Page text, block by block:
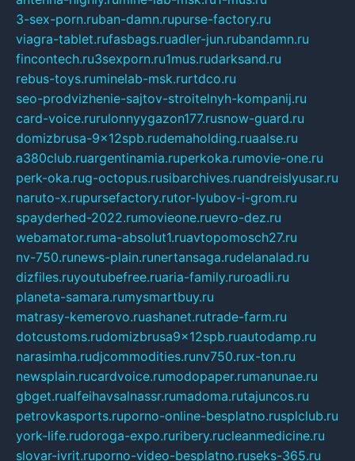
3-sex-porn.ruban-damn.rupurse-factory.ru
viagra-tablet.rufasbags.ruadler-jun.rubandamn.ru
fincontech.ru3sexporn.ru1mus.rudarksand.ru
rebus-toys.ruminelab-msk.rurtdco.ru
seo-prodvizhenie-sajtov-stroitelnyh-kompanij.ru
card-voice.rurulonnyygazon177.rusnow-guard.ru
domizbrusa-9x12spb.rudemaholding.ruaalse.ru
a380club.ruargentinamia.ruperkoka.rumovie-one.ru
perk-oka.rug-octopus.rusibarchives.ruandreislyusar.ru
naruto-x.rupursefactory.rutor-lyubov-i-grom.ru
spayderhed-2022.rumovieone.ruevro-dez.ru
webamator.ruma-absolut1.ruavtopomosch27.ru
nv-750.runews-plain.runertansaga.rudelanalad.ru
dizfiles.ruyoutubefree.ruaria-family.ruroadli.ru
planeta-samara.rumysmartbuy.ru
matrasy-kemerovo.ruashanet.rutrade-farm.ru
dotcustoms.rudomizbrusa9x12spb.ruautodamp.ru
narasimha.rudjcommodities.runv750.rux-ton.ru
newsplain.rucardvoice.rumodopaper.rumanunae.ru
gbget.rualfeihavsalnassr.rumadoma.rutajuncos.ru
petrovkasports.ruporno-online-besplatno.rusplclub.ru
york-life.rudoroga-expo.ruribery.rucleanmedicine.ru
slovar-ivrit.ruporno-video-besplatno.ruseks-365.ru